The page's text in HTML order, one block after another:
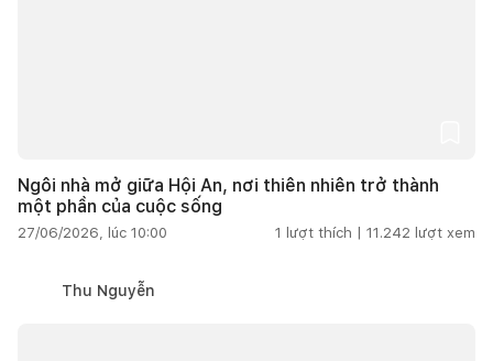
Ngôi nhà mở giữa Hội An, nơi thiên nhiên trở thành
một phần của cuộc sống
27/06/2026, lúc 10:00 1 lượt thích | 11.242 lượt xem
Thu Nguyễn